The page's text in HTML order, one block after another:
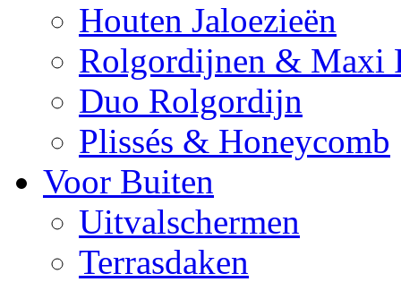
Houten Jaloezieën
Rolgordijnen & Maxi
Duo Rolgordijn
Plissés & Honeycomb
Voor Buiten
Uitvalschermen
Terrasdaken